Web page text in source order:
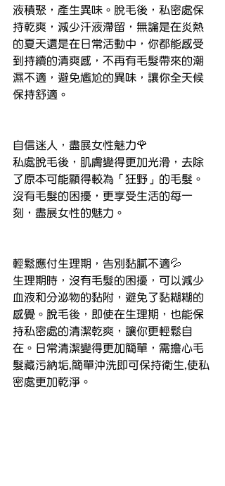
液積聚，產生異味。脫毛後，私密處保
持乾爽，減少汗液滯留，無論是在炎熱
的夏天還是在日常活動中，你都能感受
到持續的清爽感，不再有毛髮帶來的潮
濕不適，避免尷尬的異味，讓你全天候
保持舒適。
自信迷人，盡展女性魅力🌹
私處脫毛後，肌膚變得更加光滑，去除
了原本可能顯得較為「狂野」的毛髮。
沒有毛髮的困擾，更享受生活的每一
刻，盡展女性的魅力。
輕鬆應付生理期，告別黏膩不適💦
生理期時，沒有毛髮的困擾，可以減少
血液和分泌物的黏附，避免了黏糊糊的
感覺。脫毛後，即使在生理期，也能保
持私密處的清潔乾爽，讓你更輕鬆自
在。日常清潔變得更加簡單，需擔心毛
髮藏污納垢,簡單沖洗即可保持衛生,使私
密處更加乾淨。